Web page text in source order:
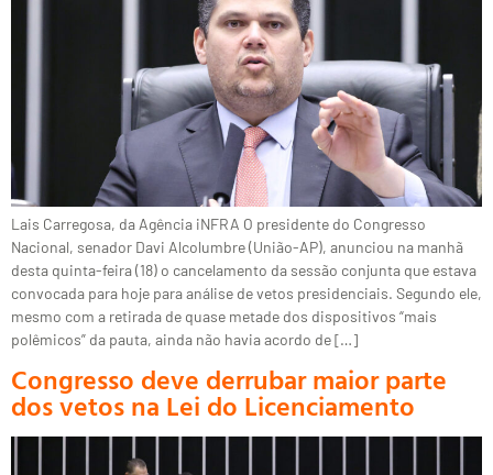
Lais Carregosa, da Agência iNFRA O presidente do Congresso
Nacional, senador Davi Alcolumbre (União-AP), anunciou na manhã
desta quinta-feira (18) o cancelamento da sessão conjunta que estava
convocada para hoje para análise de vetos presidenciais. Segundo ele,
mesmo com a retirada de quase metade dos dispositivos “mais
polêmicos” da pauta, ainda não havia acordo de […]
Congresso deve derrubar maior parte
dos vetos na Lei do Licenciamento